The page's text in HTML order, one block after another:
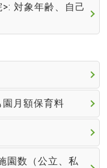
対象年齢、自己
月額保育料
園数（公立、私